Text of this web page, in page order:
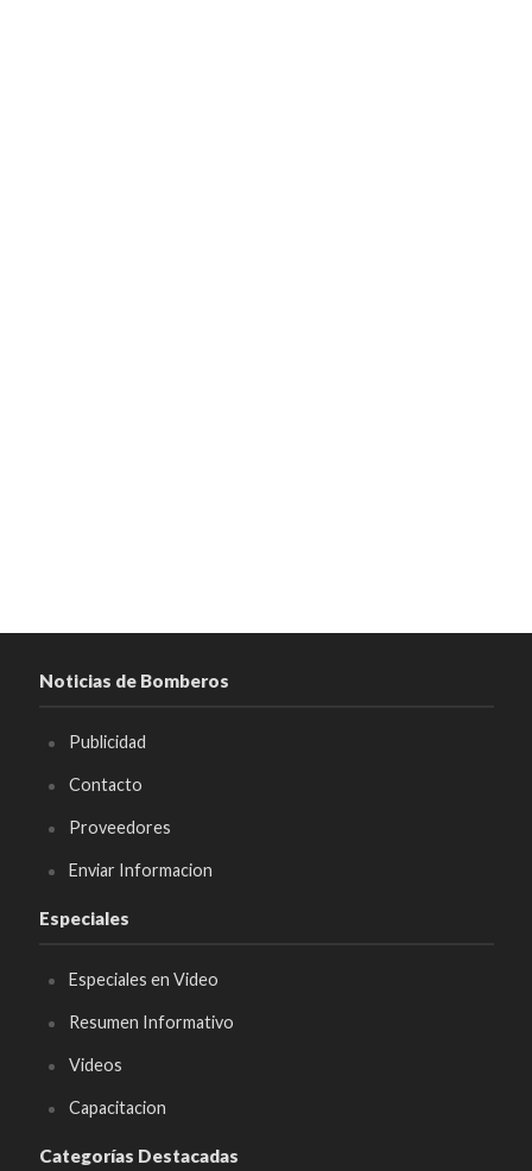
Noticias de Bomberos
Publicidad
Contacto
Proveedores
Enviar Informacion
Especiales
Especiales en Video
Resumen Informativo
Videos
Capacitacion
Categorías Destacadas